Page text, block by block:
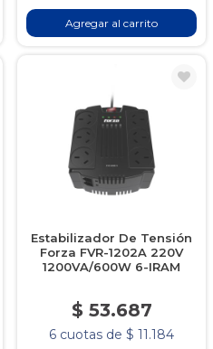
Agregar al carrito
Estabilizador De Tensión
Forza FVR-1202A 220V
1200VA/600W 6-IRAM
$ 53.687
6 cuotas de $ 11.184